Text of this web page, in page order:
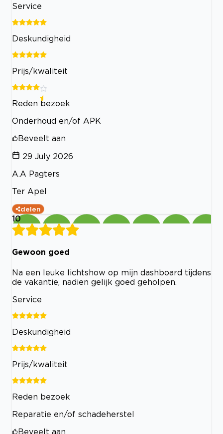
Service
Deskundigheid
Prijs/kwaliteit
Reden bezoek
Onderhoud en/of APK
Beveelt aan
29 July 2026
A.A Pagters
Ter Apel
delen
10
Gewoon goed
Na een leuke lichtshow op mijn dashboard tijdens
de vakantie, nadien gelijk goed geholpen.
Service
Deskundigheid
Prijs/kwaliteit
Reden bezoek
Reparatie en/of schadeherstel
Beveelt aan